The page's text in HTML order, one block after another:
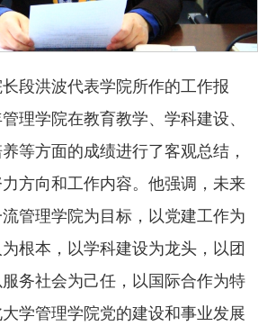
段洪波代表学院所作的工作报
理学院在教育教学、学科建设、
等方面的成绩进行了客观总结，
方向和工作内容。他强调，未来
管理学院为目标，以党建工作为
根本，以学科建设为龙头，以团
务社会为己任，以国际合作为特
学管理学院党的建设和事业发展